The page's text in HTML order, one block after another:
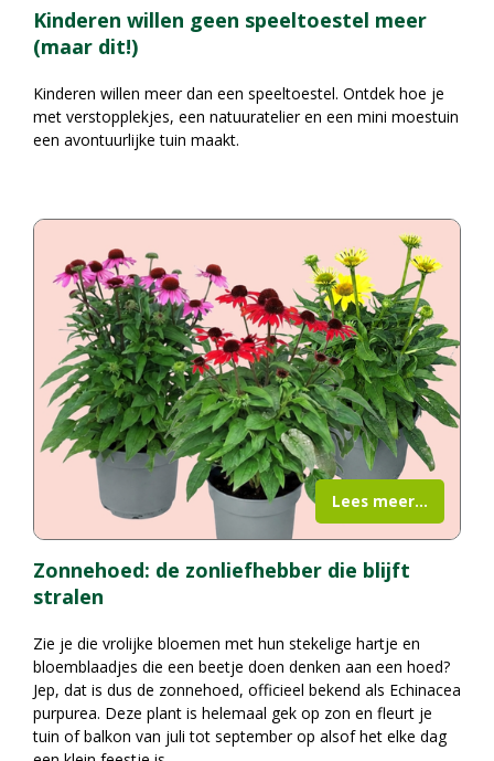
Kinderen willen geen speeltoestel meer
(maar dit!)
Kinderen willen meer dan een speeltoestel. Ontdek hoe je
met verstopplekjes, een natuuratelier en een mini moestuin
een avontuurlijke tuin maakt.
Zonnehoed: de zonliefhebber die blijft
stralen
Zie je die vrolijke bloemen met hun stekelige hartje en
bloemblaadjes die een beetje doen denken aan een hoed?
Jep, dat is dus de zonnehoed, officieel bekend als Echinacea
purpurea. Deze plant is helemaal gek op zon en fleurt je
tuin of balkon van juli tot september op alsof het elke dag
Lees meer...